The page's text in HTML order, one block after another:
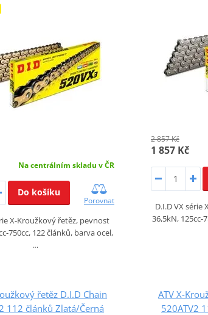
Na centrálním skladu v ČR
Do košíku
Porovnat
X-Kroužkový řetěz, pevnost
750cc, 122 článků, barva ocel,
…
2 857 Kč
1 857 Kč
D.I.D VX
36,5kN, 125cc-
řetěz D.I.D Chain
112 článků Zlatá/Černá
ATV X-
520ATV2